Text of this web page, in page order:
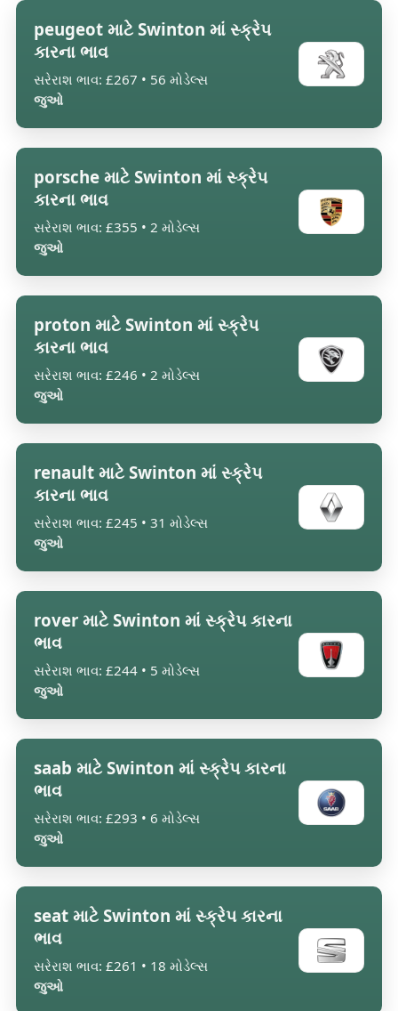
peugeot માટે Swinton માં સ્ક્રેપ
કારના ભાવ
સરેરાશ ભાવ: £267 • 56 મોડેલ્સ
જુઓ
porsche માટે Swinton માં સ્ક્રેપ
કારના ભાવ
સરેરાશ ભાવ: £355 • 2 મોડેલ્સ
જુઓ
proton માટે Swinton માં સ્ક્રેપ
કારના ભાવ
સરેરાશ ભાવ: £246 • 2 મોડેલ્સ
જુઓ
renault માટે Swinton માં સ્ક્રેપ
કારના ભાવ
સરેરાશ ભાવ: £245 • 31 મોડેલ્સ
જુઓ
rover માટે Swinton માં સ્ક્રેપ કારના
ભાવ
સરેરાશ ભાવ: £244 • 5 મોડેલ્સ
જુઓ
saab માટે Swinton માં સ્ક્રેપ કારના
ભાવ
સરેરાશ ભાવ: £293 • 6 મોડેલ્સ
જુઓ
seat માટે Swinton માં સ્ક્રેપ કારના
ભાવ
સરેરાશ ભાવ: £261 • 18 મોડેલ્સ
જુઓ